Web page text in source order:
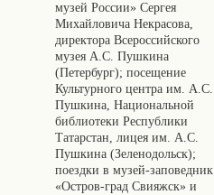
музей России» Сергея
Михайловича Некрасова,
директора Всероссийского
музея А.С. Пушкина
(Петербург); посещение
Культурного центра им. А.С.
Пушкина, Национальной
библиотеки Республики
Татарстан, лицея им. А.С.
Пушкина (Зеленодольск);
поездки в музей-заповедник
«Остров-град Свияжск» и